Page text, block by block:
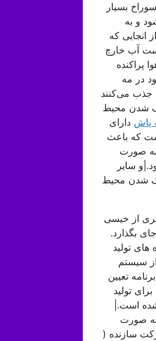
بسیار
و به
انجایی که
آب خارچ
در مه
جذب می‌کنند
شدن محیط
پاش دارای
که باعث
صورت
سایر
شدن محیط
از خیسی
بگذارد.
تولید
سیستم
تعیین
تولید
است.|
صورت
سازنده (